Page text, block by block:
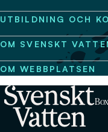
UTBILDNING OCH
OM SVENSKT
OM WEBBPLATSEN